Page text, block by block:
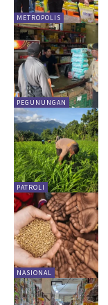
METROPOLIS
PEGUNUNGAN
PATROLI
NASIONAL